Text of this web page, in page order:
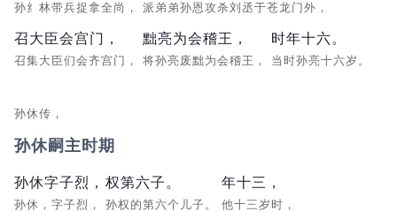
孙纟林带兵捉拿全尚， 派弟弟孙恩攻杀刘丞于苍龙门外，
召大臣会宫门，
召集大臣们会齐宫门，
黜亮为会稽王，
将孙亮废黜为会稽王，
时年十六。
当时孙亮十六岁。
孙休传，
孙休嗣主时期
孙休字子烈，
孙休，字子烈，
权第六子。
孙权的第六个儿子。
年十三，
他十三岁时，